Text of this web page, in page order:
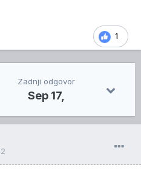
1
Zadnji odgovor
Sep 17,